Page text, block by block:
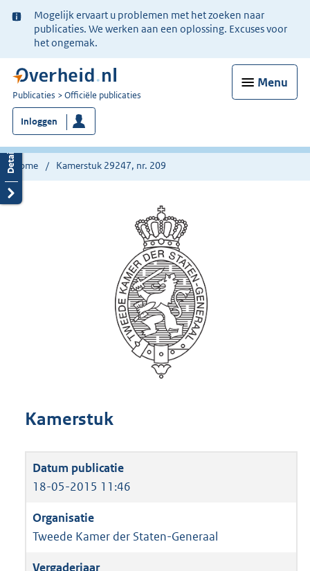
Ter
informatie:
Mogelijk ervaart u problemen met het zoeken naar
publicaties. We werken aan een oplossing. Excuses voor
het ongemak.
Menu
U
bent
nu
hier:
Publicaties Officiële publicaties
Inloggen
Home Kamerstuk 29247, nr. 209
Kamerstuk
18-05-2015 11:46
Tweede Kamer der Staten-Generaal